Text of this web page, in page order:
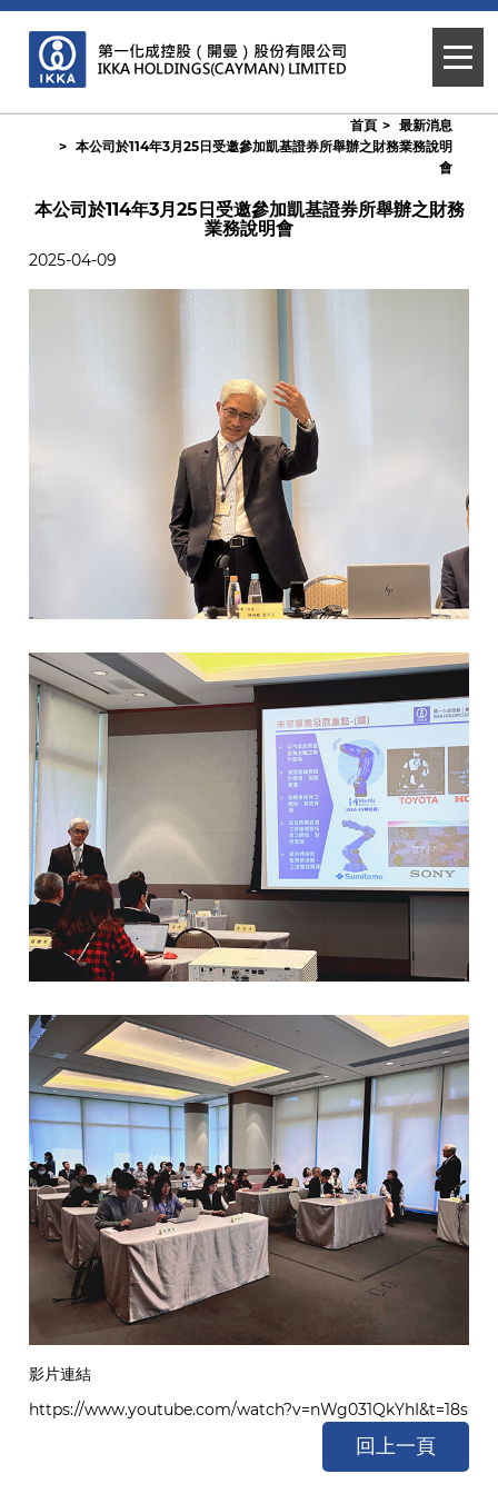
首頁
最新消息
本公司於114年3月25日受邀參加凱基證券所舉辦之財務業務說明
會
本公司於114年3月25日受邀參加凱基證券所舉辦之財務
業務說明會
2025-04-09
影片連結
https://www.youtube.com/watch?v=nWg031QkYhI&t=18s
回上一頁